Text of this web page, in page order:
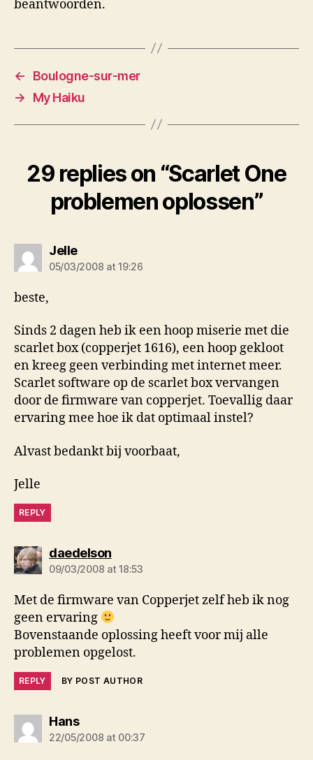
beantwoorden.
←
Boulogne-sur-mer
→
My Haiku
29 replies on “Scarlet One
problemen oplossen”
Jellesays:
05/03/2008 at 19:26
beste,
Sinds 2 dagen heb ik een hoop miserie met die
scarlet box (copperjet 1616), een hoop gekloot
en kreeg geen verbinding met internet meer.
Scarlet software op de scarlet box vervangen
door de firmware van copperjet. Toevallig daar
ervaring mee hoe ik dat optimaal instel?
Alvast bedankt bij voorbaat,
Jelle
REPLY
daedelsonsays:
09/03/2008 at 18:53
Met de firmware van Copperjet zelf heb ik nog
geen ervaring
Bovenstaande oplossing heeft voor mij alle
problemen opgelost.
REPLY BY POST AUTHOR
Hanssays:
22/05/2008 at 00:37